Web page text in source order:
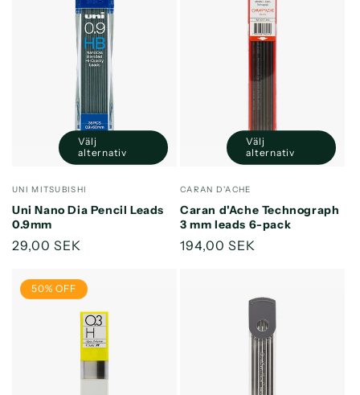
Säljare:
UNI MITSUBISHI
Uni Nano Dia Pencil Leads
0.9mm
Ordinarie
29,00 SEK
Välj
alternativ
Säljare:
CARAN D'ACHE
Caran d'Ache Technograph
3 mm leads 6-pack
Ordinarie
194,00 SEK
Välj
alternativ
50% OFF